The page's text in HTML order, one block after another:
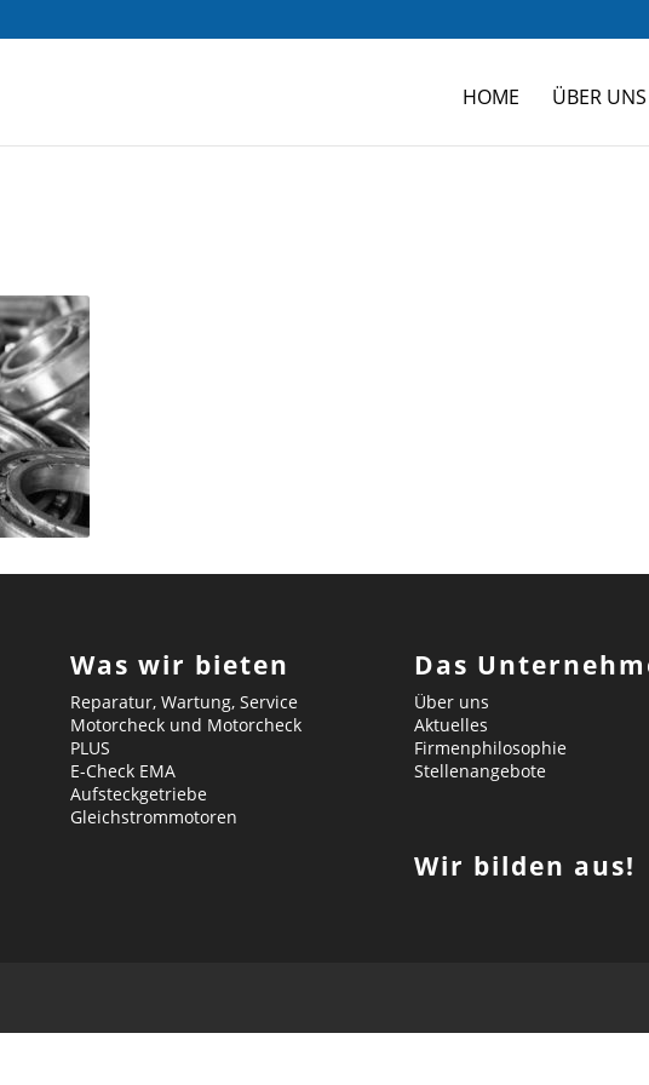
HOME ÜBER UNS
Was wir bieten
Reparatur, Wartung, Service
Motorcheck und Motorcheck
PLUS
E-Check EMA
Aufsteckgetriebe
Gleichstrommotoren
Das
Über uns
Aktuelles
Firmenphilosophie
Stellenangebote
Wir bilden aus!